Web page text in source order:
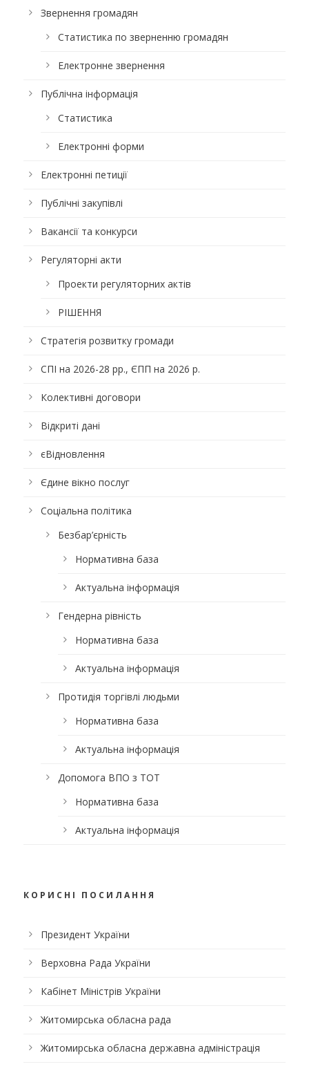
Звернення громадян
Статистика по зверненню громадян
Електронне звернення
Публічна інформація
Статистика
Електронні форми
Електронні петиції
Публічні закупівлі
Вакансії та конкурси
Регуляторні акти
Проекти регуляторних актів
РІШЕННЯ
Стратегія розвитку громади
СПІ на 2026-28 рр., ЄПП на 2026 р.
Колективні договори
Відкриті дані
єВідновлення
Єдине вікно послуг
Соціальна політика
Безбар’єрність
Нормативна база
Актуальна інформація
Гендерна рівність
Нормативна база
Актуальна інформація
Протидія торгівлі людьми
Нормативна база
Актуальна інформація
Допомога ВПО з ТОТ
Нормативна база
Актуальна інформація
КОРИСНІ ПОСИЛАННЯ
Президент України
Верховна Рада України
Кабінет Міністрів України
Житомирська обласна рада
Житомирська обласна державна адміністрація